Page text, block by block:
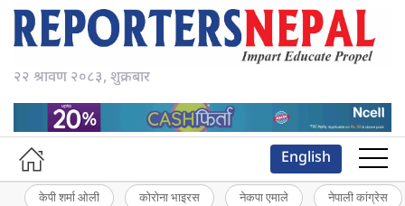
२२ श्रावण २०८३, शुक्रबार
English
केपी शर्मा ओली कोरोना भाइरस नेकपा एमाले नेपाली कांग्रेस